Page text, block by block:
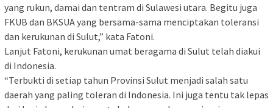
yang rukun, damai dan tentram di Sulawesi utara. Begitu juga
FKUB dan BKSUA yang bersama-sama menciptakan toleransi
dan kerukunan di Sulut,” kata Fatoni.
Lanjut Fatoni, kerukunan umat beragama di Sulut telah diakui
di Indonesia.
“Terbukti di setiap tahun Provinsi Sulut menjadi salah satu
daerah yang paling toleran di Indonesia. Ini juga tentu tak lepas